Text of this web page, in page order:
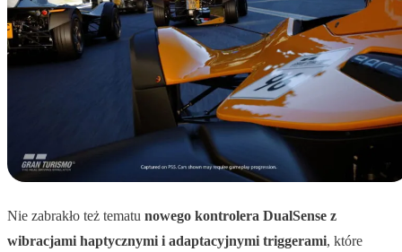
Nie zabrakło też tematu nowego kontrolera DualSense z
wibracjami haptycznymi i adaptacyjnymi triggerami, które